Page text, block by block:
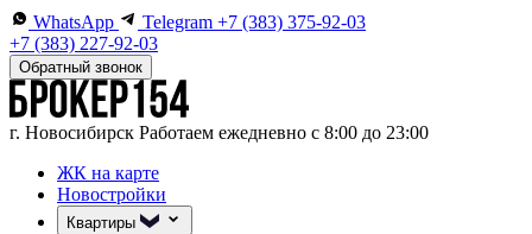
WhatsApp Telegram +7 (383) 375-92-03
+7 (383) 227-92-03
Обратный звонок
г. Новосибирск Работаем ежедневно с 8:00 до 23:00
ЖК на карте
Новостройки
Квартиры